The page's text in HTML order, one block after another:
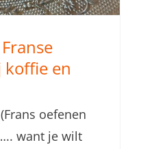
en
oefenen
want je wilt